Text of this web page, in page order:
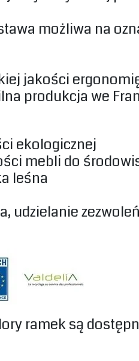
możliwa na
jakości
produkcja we
ekologicznej‎
mebli do
leśna‎
udzielanie
ramek są